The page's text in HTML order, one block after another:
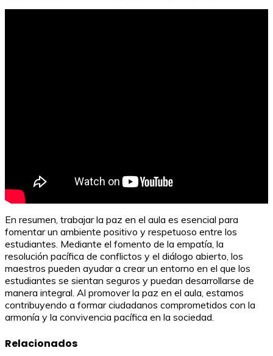
En resumen, trabajar la paz en el aula es esencial para
fomentar un ambiente positivo y respetuoso entre los
estudiantes. Mediante el fomento de la empatía, la
resolución pacífica de conflictos y el diálogo abierto, los
maestros pueden ayudar a crear un entorno en el que los
estudiantes se sientan seguros y puedan desarrollarse de
manera integral. Al promover la paz en el aula, estamos
contribuyendo a formar ciudadanos comprometidos con la
armonía y la convivencia pacífica en la sociedad.
Relacionados